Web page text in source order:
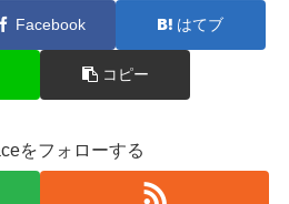
Facebook はてブ
コピー
をフォローする